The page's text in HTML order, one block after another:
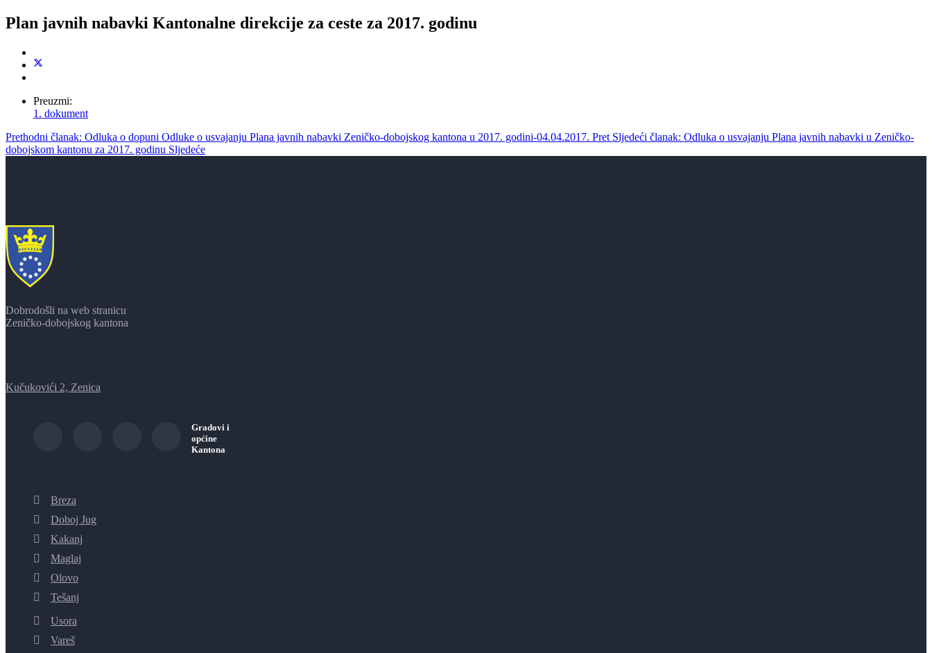
Plan javnih nabavki Kantonalne direkcije za ceste za 2017. godinu
Preuzmi:
1. dokument
Prethodni članak: Odluka o dopuni Odluke o usvajanju Plana javnih nabavki Zeničko-dobojskog kantona u 2017. godini-04.04.2017. Pret Sljedeći članak: Odluka o usvajanju Plana javnih nabavki u Zeničko-
dobojskom kantonu za 2017. godinu Sljedeće
Dobrodošli na web stranicu
Zeničko-dobojskog kantona
Kučukovići 2, Zenica
Gradovi i
općine
Kantona
Breza
Doboj Jug
Kakanj
Maglaj
Olovo
Tešanj
Usora
Vareš